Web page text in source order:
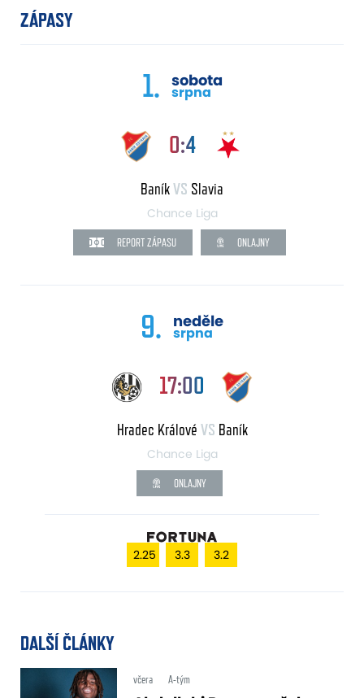
ZÁPASY
1. sobota
srpna
0:4
BaníkVS Slavia
Chance Liga
REPORT ZÁPASU ONLAJNY
9. neděle
srpna
17:00
Hradec Králové VS Baník
Chance Liga
ONLAJNY
2.25 3.3 3.2
DALŠÍ ČLÁNKY
včera A-tým